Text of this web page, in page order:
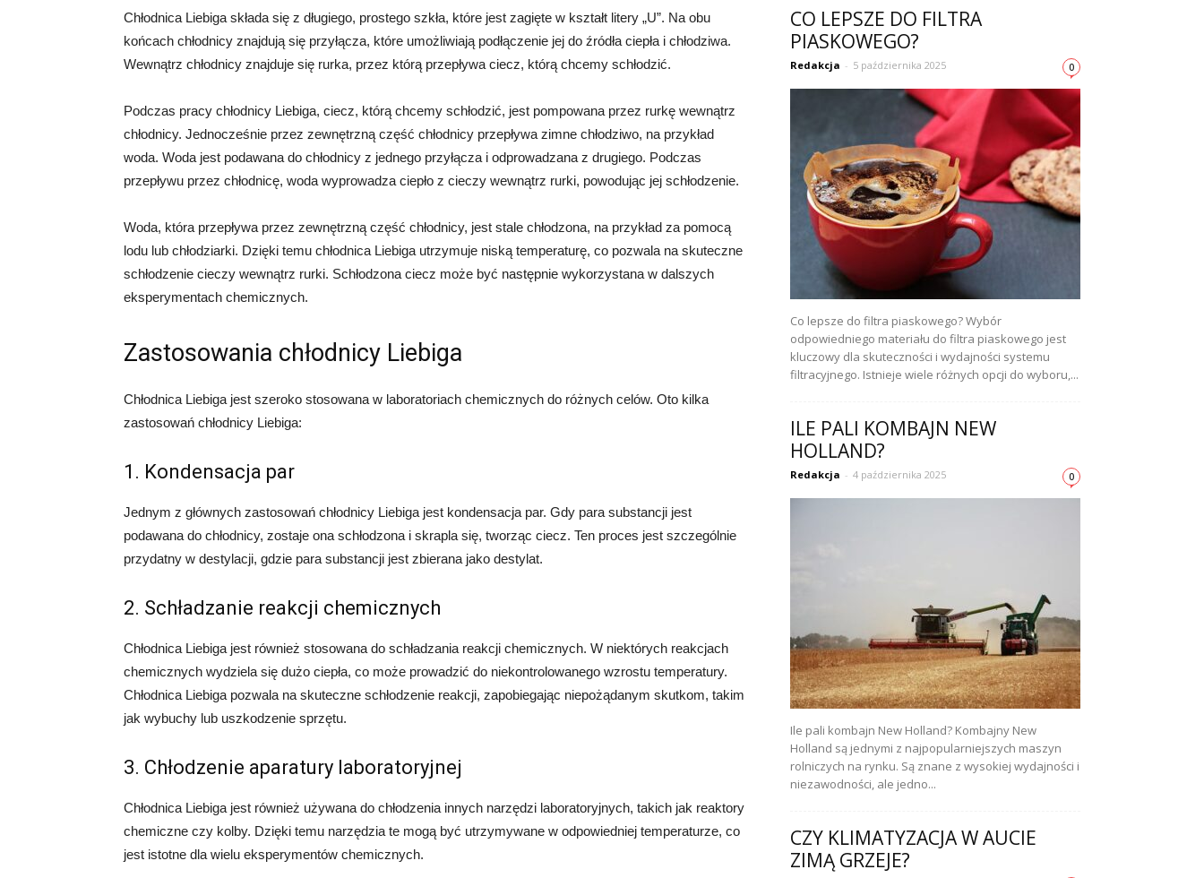
Chłodnica Liebiga składa się z długiego, prostego szkła, które jest zagięte w kształt litery „U”. Na obu
końcach chłodnicy znajdują się przyłącza, które umożliwiają podłączenie jej do źródła ciepła i chłodziwa.
Wewnątrz chłodnicy znajduje się rurka, przez którą przepływa ciecz, którą chcemy schłodzić.
Podczas pracy chłodnicy Liebiga, ciecz, którą chcemy schłodzić, jest pompowana przez rurkę wewnątrz
chłodnicy. Jednocześnie przez zewnętrzną część chłodnicy przepływa zimne chłodziwo, na przykład
woda. Woda jest podawana do chłodnicy z jednego przyłącza i odprowadzana z drugiego. Podczas
przepływu przez chłodnicę, woda wyprowadza ciepło z cieczy wewnątrz rurki, powodując jej schłodzenie.
Woda, która przepływa przez zewnętrzną część chłodnicy, jest stale chłodzona, na przykład za pomocą
lodu lub chłodziarki. Dzięki temu chłodnica Liebiga utrzymuje niską temperaturę, co pozwala na skuteczne
schłodzenie cieczy wewnątrz rurki. Schłodzona ciecz może być następnie wykorzystana w dalszych
eksperymentach chemicznych.
Zastosowania chłodnicy Liebiga
Chłodnica Liebiga jest szeroko stosowana w laboratoriach chemicznych do różnych celów. Oto kilka
zastosowań chłodnicy Liebiga:
1. Kondensacja par
Jednym z głównych zastosowań chłodnicy Liebiga jest kondensacja par. Gdy para substancji jest
podawana do chłodnicy, zostaje ona schłodzona i skrapla się, tworząc ciecz. Ten proces jest szczególnie
przydatny w destylacji, gdzie para substancji jest zbierana jako destylat.
2. Schładzanie reakcji chemicznych
Chłodnica Liebiga jest również stosowana do schładzania reakcji chemicznych. W niektórych reakcjach
chemicznych wydziela się dużo ciepła, co może prowadzić do niekontrolowanego wzrostu temperatury.
Chłodnica Liebiga pozwala na skuteczne schłodzenie reakcji, zapobiegając niepożądanym skutkom, takim
jak wybuchy lub uszkodzenie sprzętu.
3. Chłodzenie aparatury laboratoryjnej
Chłodnica Liebiga jest również używana do chłodzenia innych narzędzi laboratoryjnych, takich jak reaktory
chemiczne czy kolby. Dzięki temu narzędzia te mogą być utrzymywane w odpowiedniej temperaturze, co
jest istotne dla wielu eksperymentów chemicznych.
CO LEPSZE DO FILTRA
PIASKOWEGO?
Redakcja - 5 października 2025 0
Co lepsze do filtra piaskowego? Wybór
odpowiedniego materiału do filtra piaskowego jest
kluczowy dla skuteczności i wydajności systemu
filtracyjnego. Istnieje wiele różnych opcji do wyboru,...
ILE PALI KOMBAJN NEW
HOLLAND?
Redakcja - 4 października 2025 0
Ile pali kombajn New Holland? Kombajny New
Holland są jednymi z najpopularniejszych maszyn
rolniczych na rynku. Są znane z wysokiej wydajności i
niezawodności, ale jedno...
CZY KLIMATYZACJA W AUCIE
ZIMĄ GRZEJE?